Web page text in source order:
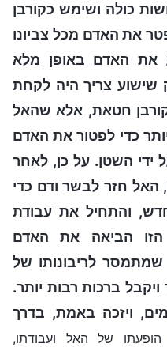
כולה ושימש כקורבן
את האדם מכל צביונו
את האדם באופן מלא
צריך היה לקחת
חטאת, אלא שהאל
כדי לפטור את האדם
ידי השטן. על כן, לאחר
האל חזר לבשר ודם כדי
והתחיל את עבודת
הזו הביאה את האדם
לריבונותו של
ברכות רבות יותר.
ויזכה באמת, בדרך
של האל ועבודתו,